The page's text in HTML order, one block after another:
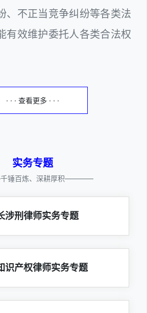
、不正当竞争纠纷等各类法
有效维护委托人各类合法权
· · · 查看更多 · · ·
实务专题
百炼、深耕厚积————
涉刑律师实务专题
识产权律师实务专题